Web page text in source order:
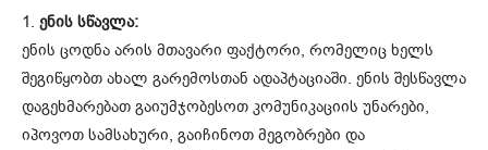
1. ენის სწავლა:
ენის ცოდნა არის მთავარი ფაქტორი, რომელიც ხელს
შეგიწყობთ ახალ გარემოსთან ადაპტაციაში. ენის შესწავლა
დაგეხმარებათ გაიუმჯობესოთ კომუნიკაციის უნარები,
იპოვოთ სამსახური, გაიჩინოთ მეგობრები და